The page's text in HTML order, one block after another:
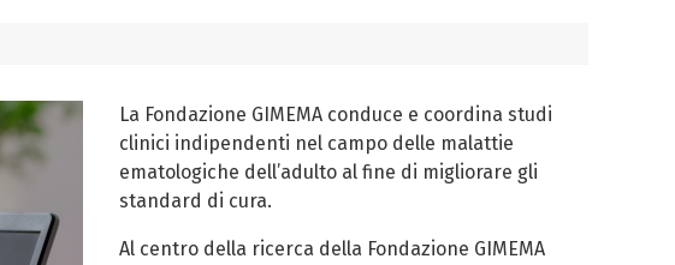
La Fondazione GIMEMA conduce e coordina studi
clinici indipendenti nel campo delle malattie
ematologiche dell’adulto al fine di migliorare gli
standard di cura.
Al centro della ricerca della Fondazione GIMEMA